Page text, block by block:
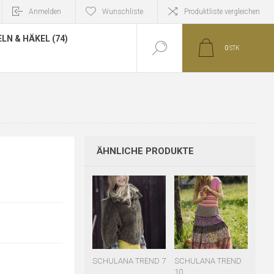
Anmelden Wunschliste Produktliste vergleichen
& HÄKEL (74)
0STK
ÄHNLICHE PRODUKTE
SCHULANA TREND 7
SCHULANA TREND
10